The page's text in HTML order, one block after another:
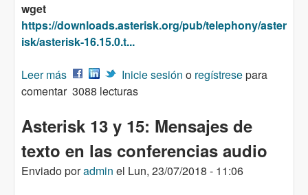
wget
https://downloads.asterisk.org/pub/telephony/aster
isk/asterisk-16.15.0.t...
Leer más sobre Actualización Asterisk PBX de la versión
13 a la versión 16
Inicie sesión o regístresepara
comentar 3088 lecturas
Asterisk 13 y 15: Mensajes de
texto en las conferencias audio
Enviado poradmin el Lun, 23/07/2018 - 11:06